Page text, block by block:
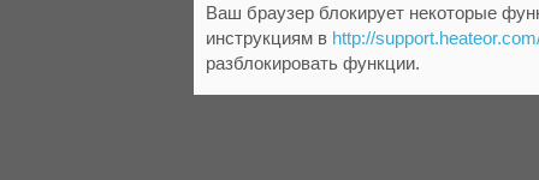
Ваш браузер блокирует некоторые
инструкциям в http://
разблокировать функции.